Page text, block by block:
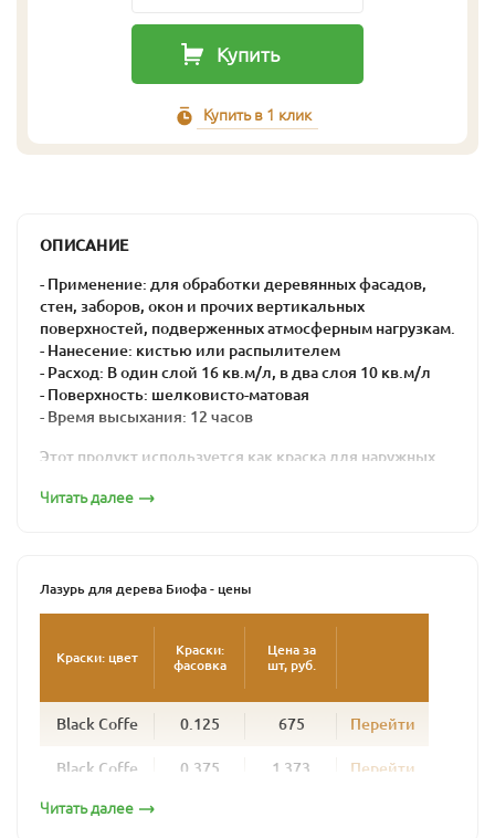
Купить
Купить в 1 клик
ОПИСАНИЕ
- Применение: для обработки деревянных фасадов,
стен, заборов, окон и прочих вертикальных
поверхностей, подверженных атмосферным нагрузкам.
- Нанесение: кистью или распылителем
- Расход: В один слой 16 кв.м/л, в два слоя 10 кв.м/л
- Поверхность: шелковисто-матовая
- Время высыхания: 12 часов
Этот продукт используется как краска для наружных
профилированного бруса, клееного бруса, наличников,
от неблагоприятных условий, сохраняет рисунок и
текстуру дерева. Создавая шелковисто-матовую
поверхность, она не образует полимерной пленки,
окрашенная лазурью для дерева BIOFA, долговечна, со
Обновлять фасад потребуется не раньше, чем через 4
наносится просто поверх старого. Для эффективной
Читать далее
Лазурь для дерева Биофа - цены
Краски: цвет
Краски:
фасовка
Цена за
шт, руб.
Black Coffe 0.125 675 Перейти
Black Coffe 0.375 1 373 Перейти
Black Coffe
Читать далее